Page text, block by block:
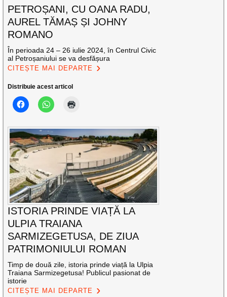
PETROȘANI, CU OANA RADU,
AUREL TĂMAȘ ȘI JOHNY
ROMANO
În perioada 24 – 26 iulie 2024, în Centrul Civic
al Petroșaniului se va desfășura
CITEȘTE MAI DEPARTE
Distribuie acest articol
ISTORIA PRINDE VIAȚĂ LA
ULPIA TRAIANA
SARMIZEGETUSA, DE ZIUA
PATRIMONIULUI ROMAN
Timp de două zile, istoria prinde viață la Ulpia
Traiana Sarmizegetusa! Publicul pasionat de
istorie
CITEȘTE MAI DEPARTE